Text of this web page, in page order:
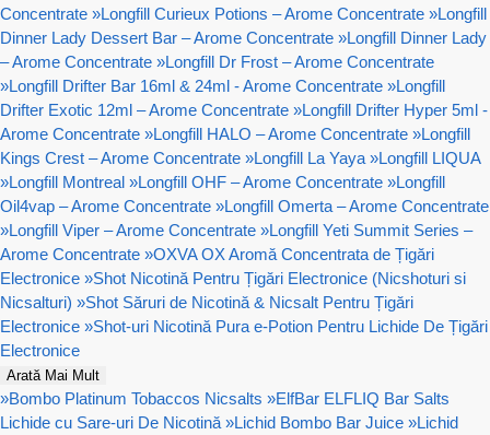
Concentrate »Longfill Curieux Potions – Arome Concentrate »Longfill
Dinner Lady Dessert Bar – Arome Concentrate »Longfill Dinner Lady
– Arome Concentrate »Longfill Dr Frost – Arome Concentrate
»Longfill Drifter Bar 16ml & 24ml - Arome Concentrate »Longfill
Drifter Exotic 12ml – Arome Concentrate »Longfill Drifter Hyper 5ml -
Arome Concentrate »Longfill HALO – Arome Concentrate »Longfill
Kings Crest – Arome Concentrate »Longfill La Yaya »Longfill LIQUA
»Longfill Montreal »Longfill OHF – Arome Concentrate »Longfill
Oil4vap – Arome Concentrate »Longfill Omerta – Arome Concentrate
»Longfill Viper – Arome Concentrate »Longfill Yeti Summit Series –
Arome Concentrate »OXVA OX Aromă Concentrata de Țigări
Electronice »Shot Nicotină Pentru Țigări Electronice (Nicshoturi si
Nicsalturi) »Shot Săruri de Nicotină & Nicsalt Pentru Țigări
Electronice »Shot-uri Nicotină Pura e-Potion Pentru Lichide De Țigări
Electronice
Arată Mai Mult
»Bombo Platinum Tobaccos Nicsalts »ElfBar ELFLIQ Bar Salts
Lichide cu Sare-uri De Nicotină »Lichid Bombo Bar Juice »Lichid